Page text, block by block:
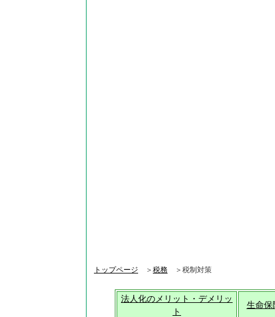
トップページ ＞ 税務 ＞税制対策
法人化のメリット・デメリッ
ト
生命保